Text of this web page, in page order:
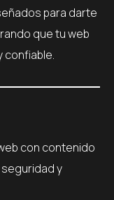
para darte
que tu web
confiable.
con contenido
y